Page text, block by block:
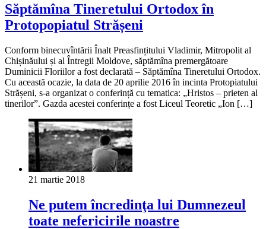
Săptămîna Tineretului Ortodox în
Protopopiatul Strășeni
Conform binecuvîntării Înalt Preasfințitului Vladimir, Mitropolit al
Chișinăului și al Întregii Moldove, săptămîna premergătoare
Duminicii Floriilor a fost declarată – Săptămîna Tineretului Ortodox.
Cu această ocazie, la data de 20 aprilie 2016 în incinta Protopiatului
Strășeni, s-a organizat o conferință cu tematica: „Hristos – prieten al
tinerilor”. Gazda acestei conferințe a fost Liceul Teoretic „Ion […]
21 martie 2018
Ne putem încredinţa lui Dumnezeul
toate nefericirile noastre